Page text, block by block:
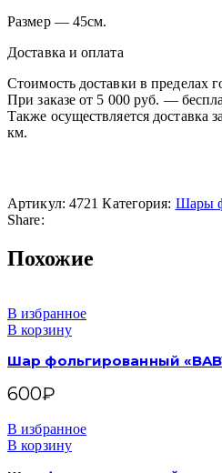
Размер — 45см.
Доставка и оплата
Стоимость доставки в пределах
При заказе от 5 000 руб. —
Также осуществляется доставка
км.
Артикул: 4721Категория: Шары
Share:
Похожие
В избранное
В корзину
Шар фольгированный
600₽
В избранное
В корзину